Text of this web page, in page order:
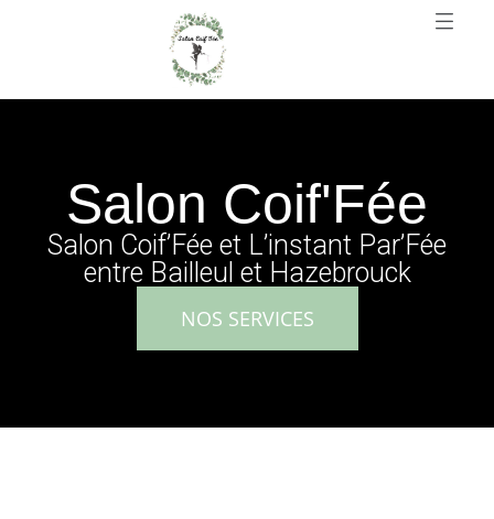
Salon Coif'Fée
Salon Coif’Fée et L’instant Par’Fée
entre Bailleul et Hazebrouck
NOS SERVICES